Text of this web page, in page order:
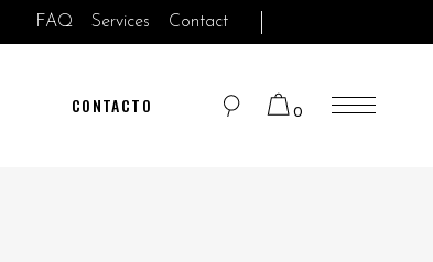
FAQ Services Contact
CONTACTO 0